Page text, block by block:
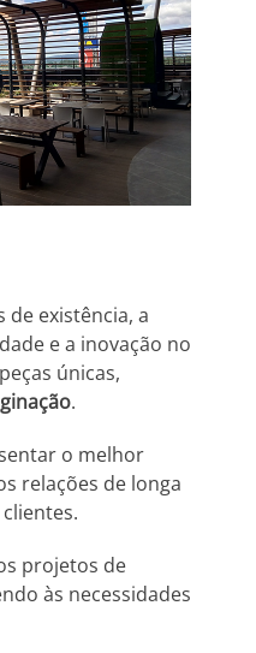
de existência, a
e a inovação no
únicas,
.
o melhor
relações de longa
projetos de
às necessidades